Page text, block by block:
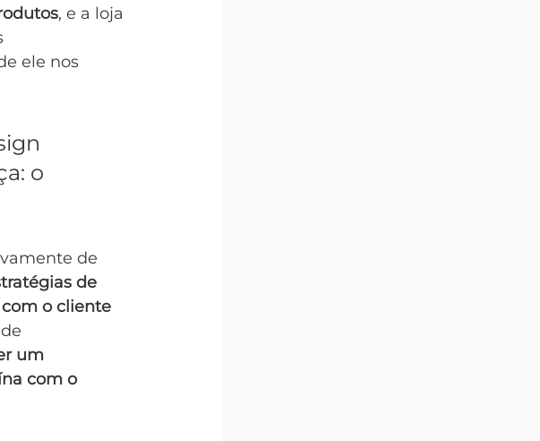
, e a loja
ele nos
o
de
de
o cliente
um
com o